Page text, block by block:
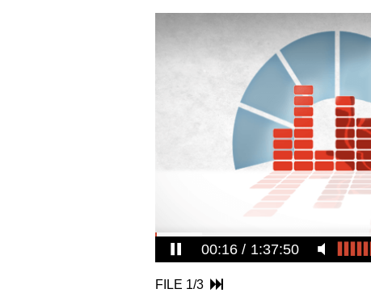
00:17 1:37:50
FILE 1/3